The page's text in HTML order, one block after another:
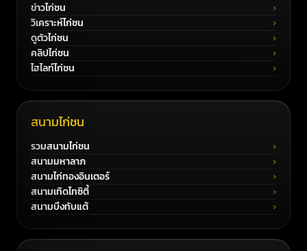
ข่าวไก่ชน
วิเคราะห์ไก่ชน
ดูตัวไก่ชน
คลิปไก่ชน
ไฮไลท์ไก่ชน
สนามไก่ชน
รวมสนามไก่ชน
สนามมหาลาภ
สนามไก่ทองอินเตอร์
สนามเทิดไทซิตี้
สนามบึงทับแต้